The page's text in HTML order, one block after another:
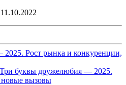
11.10.2022
Три буквы дружелюбия — 2025.
вызовы